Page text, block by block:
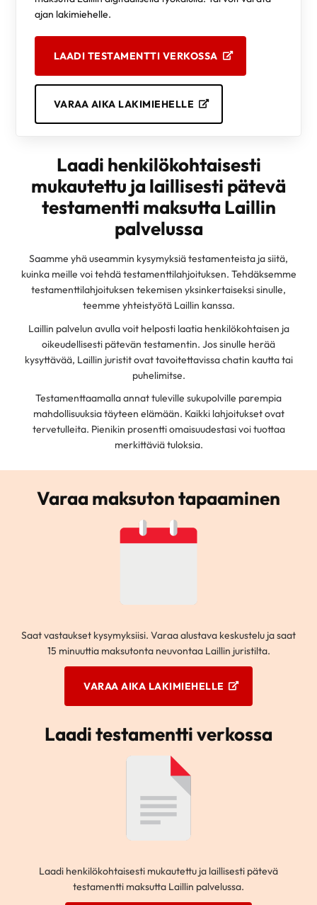
ajan lakimiehelle.
LAADI TESTAMENTTI VERKOSSA
VARAA AIKA LAKIMIEHELLE
Laadi henkilökohtaisesti
mukautettu ja laillisesti pätevä
testamentti maksutta Laillin
palvelussa
Saamme yhä useammin kysymyksiä testamenteista ja siitä,
kuinka meille voi tehdä testamenttilahjoituksen. Tehdäksemme
testamenttilahjoituksen tekemisen yksinkertaiseksi sinulle,
teemme yhteistyötä Laillin kanssa.
Laillin palvelun avulla voit helposti laatia henkilökohtaisen ja
oikeudellisesti pätevän testamentin. Jos sinulle herää
kysyttävää, Laillin juristit ovat tavoitettavissa chatin kautta tai
puhelimitse.
Testamenttaamalla annat tuleville sukupolville parempia
mahdollisuuksia täyteen elämään. Kaikki lahjoitukset ovat
tervetulleita. Pienikin prosentti omaisuudestasi voi tuottaa
merkittäviä tuloksia.
Varaa maksuton tapaaminen
Saat vastaukset kysymyksiisi. Varaa alustava keskustelu ja saat
15 minuuttia maksutonta neuvontaa Laillin juristilta.
VARAA AIKA LAKIMIEHELLE
Laadi testamentti verkossa
Laadi henkilökohtaisesti mukautettu ja laillisesti pätevä
testamentti maksutta Laillin palvelussa.